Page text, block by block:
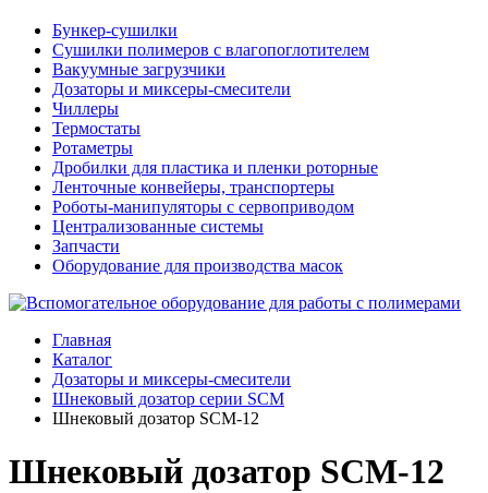
Бункер-сушилки
Сушилки полимеров с влагопоглотителем
Вакуумные загрузчики
Дозаторы и миксеры-смесители
Чиллеры
Термостаты
Ротаметры
Дробилки для пластика и пленки роторные
Ленточные конвейеры, транспортеры
Роботы-манипуляторы с сервоприводом
Централизованные системы
Запчасти
Оборудование для производства масок
Главная
Каталог
Дозаторы и миксеры-смесители
Шнековый дозатор серии SCM
Шнековый дозатор SCM-12
Шнековый дозатор SCM-12